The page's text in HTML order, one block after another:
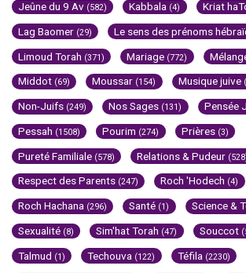
Jeûne du 9 Av (582) Kabbala (4) Kriat
Lag Baomer (29) Le sens des prénoms
Limoud Torah (371) Mariage (772)
Middot (69) Moussar (154) Musique juive
Non-Juifs (249) Nos Sages (131) Pensée
Pessah (1508) Pourim (274) Prières (3)
Pureté Familiale (578) Relations & Pudeur
Respect des Parents (247) Roch 'Hodech (4)
Roch Hachana (296) Santé (1) Science &
Sexualité (8) Sim'hat Torah (47) Souccot
Talmud (1) Techouva (122) Téfila (2230)